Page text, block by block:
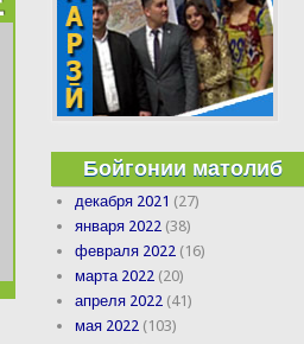
Бойгонии матолиб
декабря 2021 (27)
января 2022 (38)
февраля 2022 (16)
марта 2022 (20)
апреля 2022 (41)
мая 2022 (103)